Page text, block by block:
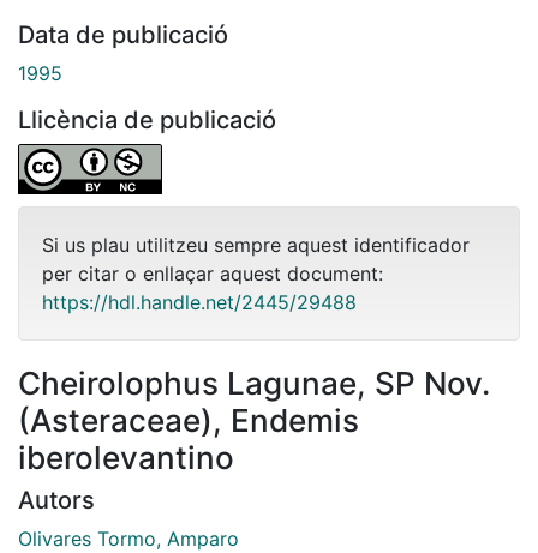
Data de publicació
1995
Llicència de publicació
Si us plau utilitzeu sempre aquest identificador
per citar o enllaçar aquest document:
https://hdl.handle.net/2445/29488
Cheirolophus Lagunae, SP Nov.
(Asteraceae), Endemis
iberolevantino
Autors
Olivares Tormo, Amparo